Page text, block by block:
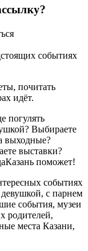
событиях
почитать
идёт.
погулять
Выбираете
выходные?
выставки?
поможет!
событиях
с парнем
события, музеи
родителей,
места Казани,